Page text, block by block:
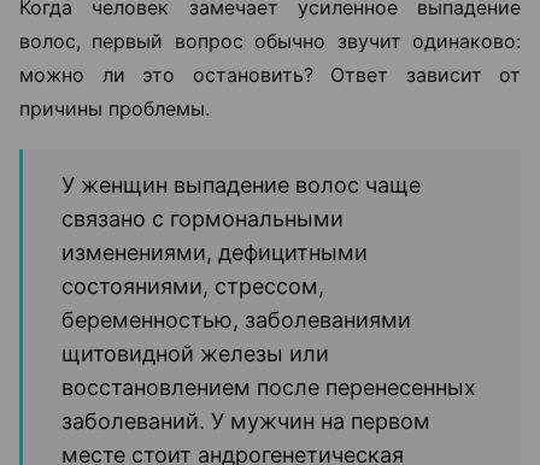
Когда человек замечает усиленное выпадение
волос, первый вопрос обычно звучит одинаково:
можно ли это остановить? Ответ зависит от
причины проблемы.
У женщин выпадение волос чаще
связано с гормональными
изменениями, дефицитными
состояниями, стрессом,
беременностью, заболеваниями
щитовидной железы или
восстановлением после перенесенных
заболеваний. У мужчин на первом
месте стоит андрогенетическая